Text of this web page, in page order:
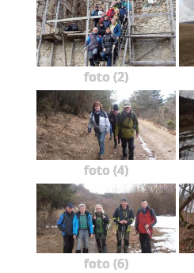
foto (2)
foto (4)
foto (6)